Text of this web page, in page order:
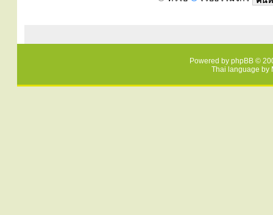
Powered by phpBB ©
Thai language by